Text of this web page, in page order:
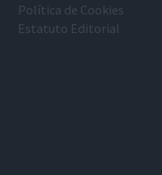
Política de Cookies
Estatuto Editorial